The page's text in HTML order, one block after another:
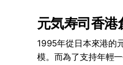
元気寿司香港
1995年從日本來港的
模。而為了支持年輕